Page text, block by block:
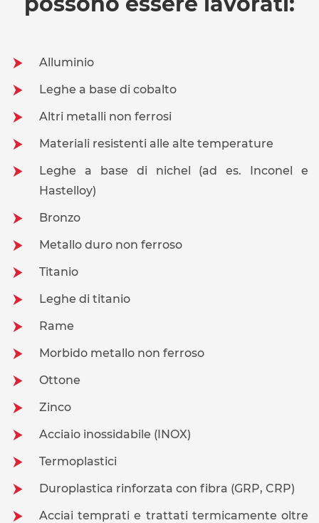
Alluminio
Leghe a base di cobalto
Altri metalli non ferrosi
Materiali resistenti alle alte temperature
Leghe a base di nichel (ad es. Inconel e
Hastelloy)
Bronzo
Metallo duro non ferroso
Titanio
Leghe di titanio
Rame
Morbido metallo non ferroso
Ottone
Zinco
Acciaio inossidabile (INOX)
Termoplastici
Duroplastica rinforzata con fibra (GRP, CRP)
Acciai temprati e trattati termicamente oltre